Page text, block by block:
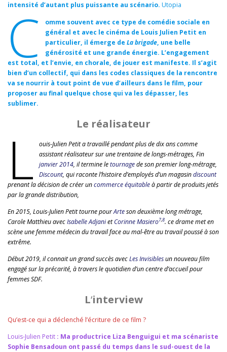
intensité d’autant plus puissante au scénario. Utopia
C
omme souvent avec ce type de comédie sociale en
général et avec le cinéma de Louis Julien Petit en
particulier, il émerge deLa brigade, une belle
générosité et une grande énergie. L’engagement
est total, et l’envie, en chorale, de jouer est manifeste. Il s’agit
bien d’un collectif, qui dans les codes classiques de la rencontre
va se nourrir à tout point de vue d’ailleurs dans le film, pour
proposer au final quelque chose qui va les dépasser, les
sublimer.
Le réalisateur
L
ouis-Julien Petit a travaillé pendant plus de dix ans comme
assistant réalisateur sur une trentaine de longs-métrages, Fin
janvier 2014, il termine letournagede son premier long-métrage,
Discount, qui raconte l’histoire d’employés d’un magasindiscount
prenant la décision de créer uncommerce équitableà partir de produits jetés
par la grande distribution,
En 2015, Louis-Julien Petit tourne pourArteson deuxième long métrage,
Carole Matthieu avecIsabelle AdjanietCorinne Masiero7,8. ce drame met en
scène une femme médecin du travail face au mal-être au travail poussé à son
extrême.
Début 2019, il connait un grand succès avecLes Invisiblesun nouveau film
engagé sur la précarité, à travers le quotidien d’un centre d’accueil pour
femmes SDF.
L‘interview
Qu’est-ce qui a déclenché l’écriture de ce film ?
Louis-Julien Petit : Ma productrice Liza Benguigui et ma scénariste
Sophie Bensadoun ont passé du temps dans le sud-ouest de la